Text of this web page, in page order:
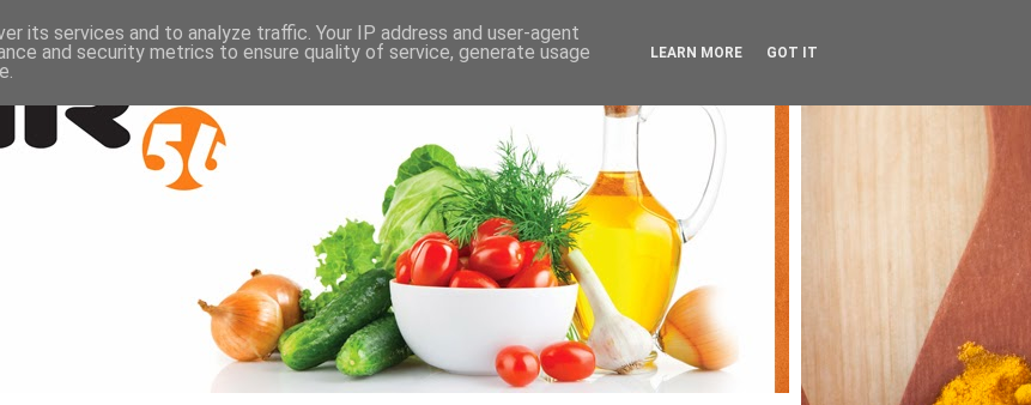
its services and to analyze traffic. Your IP address and user-agent
and security metrics to ensure quality of service, generate usage
LEARN MORE GOT IT